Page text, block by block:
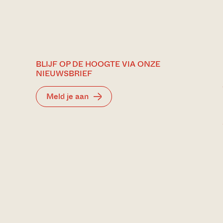
BLIJF OP DE HOOGTE VIA ONZE
NIEUWSBRIEF
Meld je aan